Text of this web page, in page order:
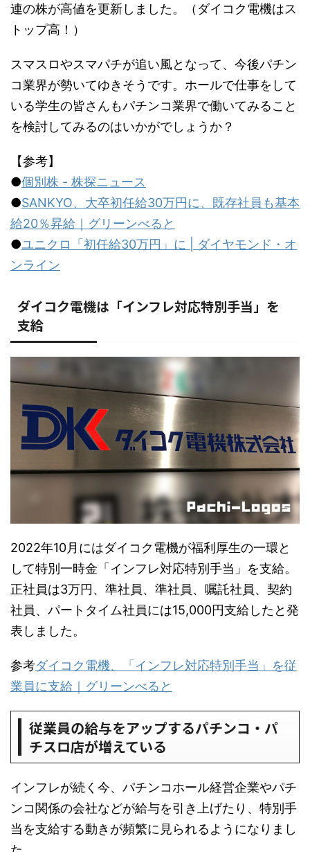
連の株が高値を更新しました。（ダイコク電機はス
トップ高！）
スマスロやスマパチが追い風となって、今後パチン
コ業界が勢いてゆきそうです。ホールで仕事をして
いる学生の皆さんもパチンコ業界で働いてみること
を検討してみるのはいかがでしょうか？
【参考】
●個別株 - 株探ニュース
●SANKYO、大卒初任給30万円に、既存社員も基本
給20％昇給｜グリーンべると
●ユニクロ「初任給30万円」に | ダイヤモンド・オ
ンライン
ダイコク電機は「インフレ対応特別手当」を
支給
2022年10月にはダイコク電機が福利厚生の一環と
して特別一時金「インフレ対応特別手当」を支給。
正社員は3万円、準社員、準社員、嘱託社員、契約
社員、パートタイム社員には15,000円支給したと発
表しました。
参考ダイコク電機、「インフレ対応特別手当」を従
業員に支給｜グリーンべると
従業員の給与をアップするパチンコ・パ
チスロ店が増えている
インフレが続く今、パチンコホール経営企業やパチ
ンコ関係の会社などが給与を引き上げたり、特別手
当を支給する動きが頻繁に見られるようになりまし